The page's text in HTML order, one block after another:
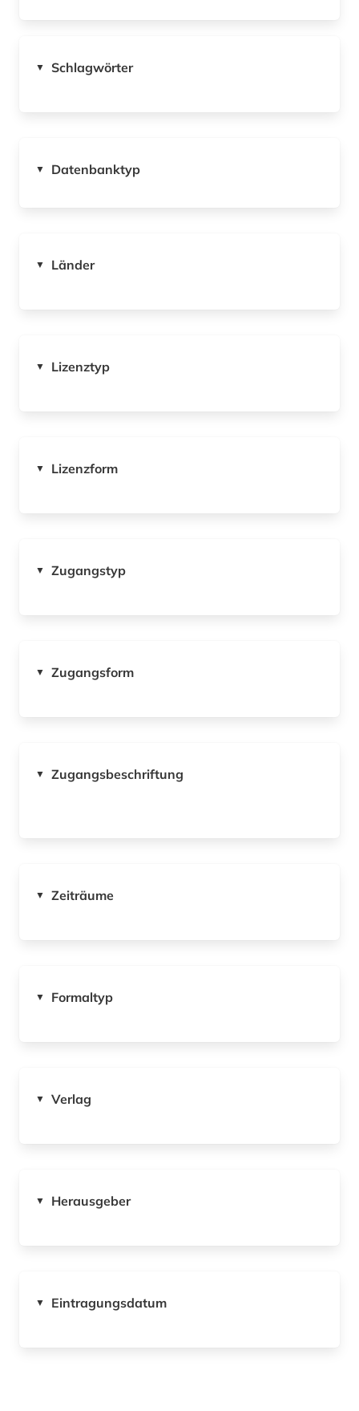
▼ Schlagwörter
▼ Datenbanktyp
▼ Länder
▼ Lizenztyp
▼ Lizenzform
▼ Zugangstyp
▼ Zugangsform
▼ Zugangsbeschriftung
▼ Zeiträume
▼ Formaltyp
▼ Verlag
▼ Herausgeber
▼ Eintragungsdatum